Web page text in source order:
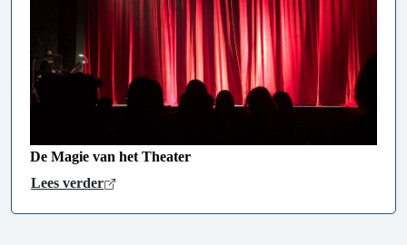
De Magie van het Theater
Lees verder